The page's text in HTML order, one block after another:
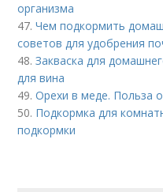
организма
47.Чем подкормить
советов для удобрения
48.Закваска для
для вина
49.Орехи в меде. Польза
50. Подкормка для
подкормки